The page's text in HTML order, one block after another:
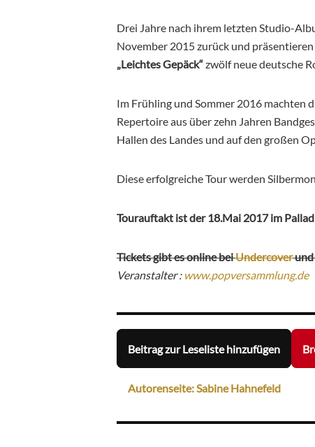
Drei Jahre nach ihrem letzten Studio-
November 2015 zurück und
„Leichtes Gepäck“zwölf neue deutsche
Im Frühling und Sommer 2016 machten
Repertoire aus über zehn Jahren
Hallen des Landes und auf den großen
Diese erfolgreiche Tour werden
Tourauftakt ist der 18.Mai 2017 im
Tickets gibt es online beiUndercoverund
Veranstalter : www.popversammlung.de
Beitrag zur Leseliste hinzufügen
Autorenseite: Sabine Hahnefeld